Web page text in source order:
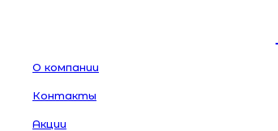
О компании
Контакты
Акции